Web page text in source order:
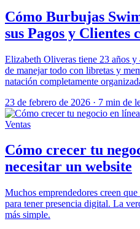
Cómo Burbujas
sus Pagos y Clientes
Elizabeth Oliveras tiene 23 años y
de manejar todo con libretas y
natación completamente
23 de febrero de 2026 · 7 min de
Ventas
Cómo crecer tu
necesitar un website
Muchos emprendedores creen
para tener presencia digital. La
más simple.